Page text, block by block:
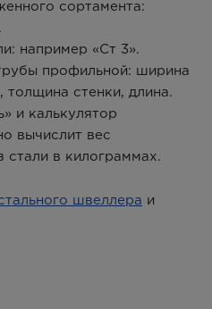
сортамента:
например «Ст 3».
профильной: ширина
толщина стенки, длина.
и калькулятор
вычислит вес
стали в килограммах.
швеллера и